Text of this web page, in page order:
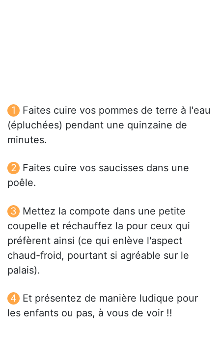
Faites cuire vos pommes de terre à l'eau
(épluchées) pendant une quinzaine de
minutes.
Faites cuire vos saucisses dans une
poêle.
Mettez la compote dans une petite
coupelle et réchauffez la pour ceux qui
préfèrent ainsi (ce qui enlève l'aspect
chaud-froid, pourtant si agréable sur le
palais).
Et présentez de manière ludique pour
les enfants ou pas, à vous de voir !!